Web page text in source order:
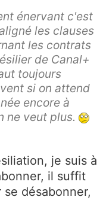
énervant c'est
les clauses
les contrats
de Canal+
toujours
si on attend
encore à
ne veut plus.
je suis à
il suffit
désabonner,